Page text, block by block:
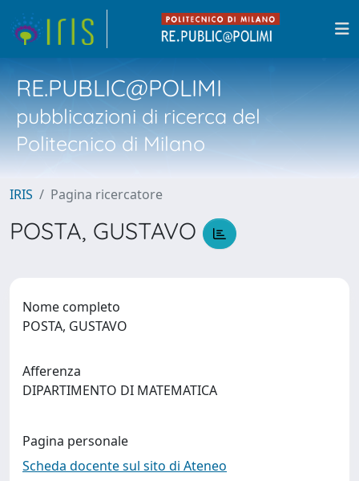
RE.PUBLIC@POLIMI
pubblicazioni di ricerca del
Politecnico di Milano
IRIS Pagina ricercatore
POSTA, GUSTAVO
Nome completo
POSTA, GUSTAVO
Afferenza
DIPARTIMENTO DI MATEMATICA
Pagina personale
Scheda docente sul sito di Ateneo